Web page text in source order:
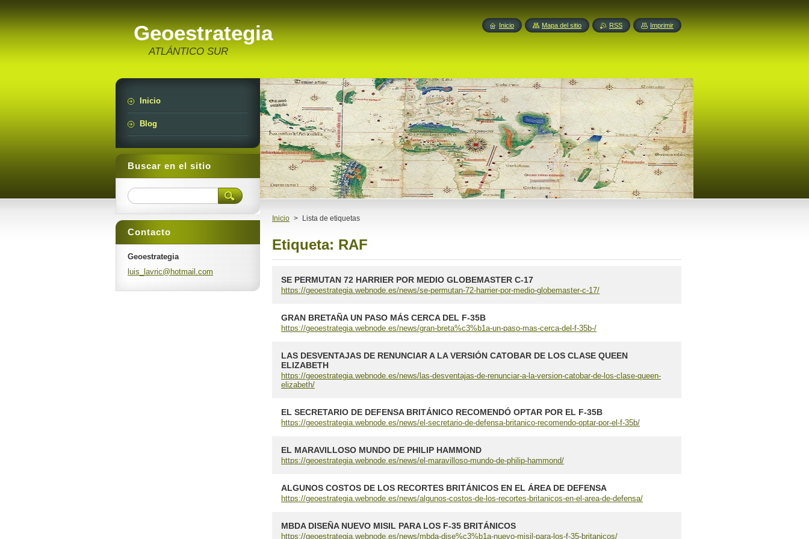
Geoestrategia
ATLÁNTICO SUR
Inicio > Lista de etiquetas
Etiqueta: RAF
SE PERMUTAN 72 HARRIER POR MEDIO GLOBEMASTER C-17
https://geoestrategia.webnode.es/news/se-permutan-72-harrier-por-medio-globemaster-c-17/
GRAN BRETAÑA UN PASO MÁS CERCA DEL F-35B
https://geoestrategia.webnode.es/news/gran-breta%c3%b1a-un-paso-mas-cerca-del-f-35b-/
LAS DESVENTAJAS DE RENUNCIAR A LA VERSIÓN CATOBAR DE LOS CLASE QUEEN
ELIZABETH
https://geoestrategia.webnode.es/news/las-desventajas-de-renunciar-a-la-version-catobar-de-los-clase-queen-
elizabeth/
EL SECRETARIO DE DEFENSA BRITÁNICO RECOMENDÓ OPTAR POR EL F-35B
https://geoestrategia.webnode.es/news/el-secretario-de-defensa-britanico-recomendo-optar-por-el-f-35b/
EL MARAVILLOSO MUNDO DE PHILIP HAMMOND
https://geoestrategia.webnode.es/news/el-maravilloso-mundo-de-philip-hammond/
ALGUNOS COSTOS DE LOS RECORTES BRITÁNICOS EN EL ÁREA DE DEFENSA
https://geoestrategia.webnode.es/news/algunos-costos-de-los-recortes-britanicos-en-el-area-de-defensa/
MBDA DISEÑA NUEVO MISIL PARA LOS F-35 BRITÁNICOS
https://geoestrategia.webnode.es/news/mbda-dise%c3%b1a-nuevo-misil-para-los-f-35-britanicos/
Inicio
Blog
Buscar en el sitio
Contacto
Geoestrategia
luis_lavric@hotmail.com
Inicio Mapa del sitio RSS Imprimir